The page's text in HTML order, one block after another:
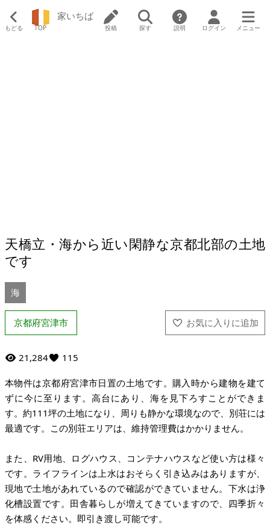
もどる TOP
家いちば
投稿 探す 説明 ログイン メニュー
天橋立・海から近い閑静な京都北部の土地
です
海
京都府宮津市
21,284 115
本物件は京都府宮津市日置の土地です。購入時から建物を建て
ずに今に至ります。高台にあり、海を見下ろすことができま
す。約111坪の土地になり、周りも静かな環境なので、別荘には
最適です。この別荘エリアは、維持管理費はかかりません。
また、RV用地、ログハウス、コンテナハウスなど使い方は様々
です。ライフラインは上水はおそらく引き込みはありますが、
現地で土地があれているので確認ができていません。下水は浄
化槽設置です。田舎暮らしが増えてきていますので、四季折々
を体感ください。即引き渡し可能です。